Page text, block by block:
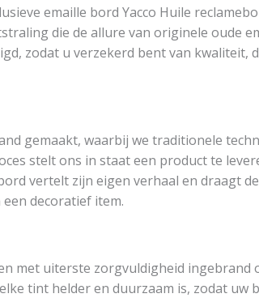
emaille bord Yacco Huile
die de allure van originele oude
zodat u verzekerd bent van kwaliteit,
gemaakt, waarbij we traditionele
stelt ons in staat een product te
vertelt zijn eigen verhaal en draagt
decoratief item.
met uiterste zorgvuldigheid
tint helder en duurzaam is, zodat